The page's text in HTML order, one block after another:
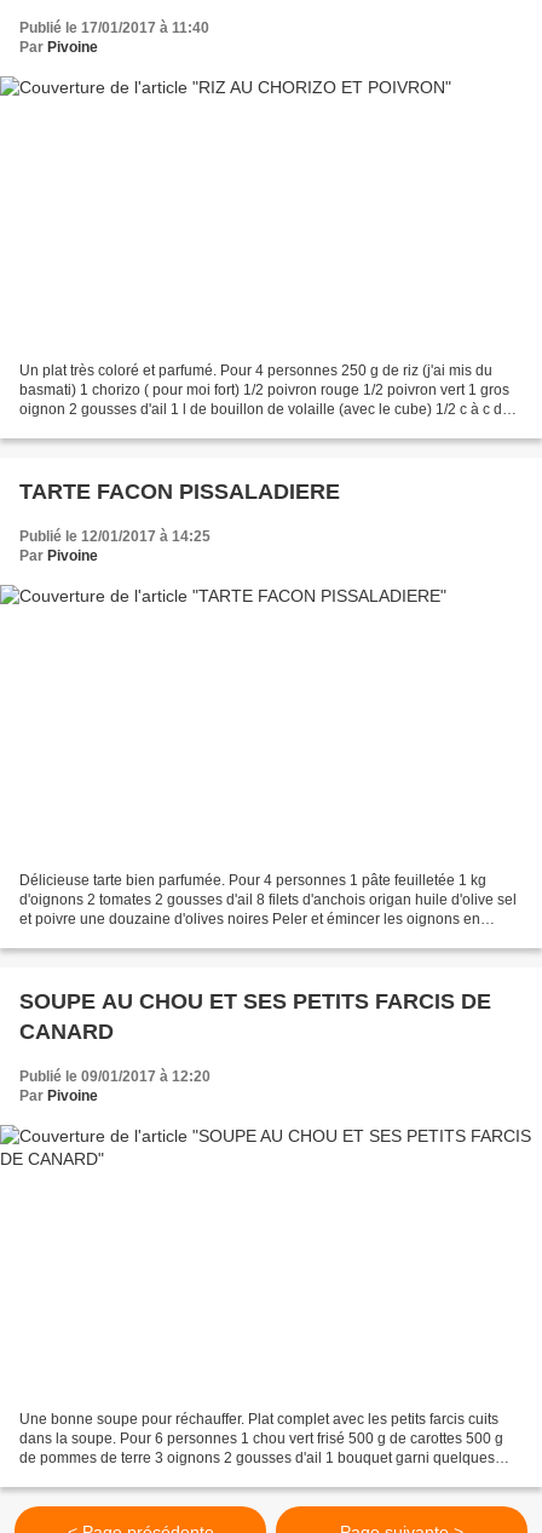
Publié le 17/01/2017 à 11:40
Par Pivoine
Un plat très coloré et parfumé. Pour 4 personnes 250 g de riz (j'ai mis du
basmati) 1 chorizo ( pour moi fort) 1/2 poivron rouge 1/2 poivron vert 1 gros
oignon 2 gousses d'ail 1 l de bouillon de volaille (avec le cube) 1/2 c à c de
TARTE FACON PISSALADIERE
Publié le 12/01/2017 à 14:25
Par Pivoine
Délicieuse tarte bien parfumée. Pour 4 personnes 1 pâte feuilletée 1 kg
d'oignons 2 tomates 2 gousses d'ail 8 filets d'anchois origan huile d'olive sel
et poivre une douzaine d'olives noires Peler et émincer les oignons en
SOUPE AU CHOU ET SES PETITS FARCIS DE
CANARD
Publié le 09/01/2017 à 12:20
Par Pivoine
Une bonne soupe pour réchauffer. Plat complet avec les petits farcis cuits
dans la soupe. Pour 6 personnes 1 chou vert frisé 500 g de carottes 500 g
de pommes de terre 3 oignons 2 gousses d'ail 1 bouquet garni quelques